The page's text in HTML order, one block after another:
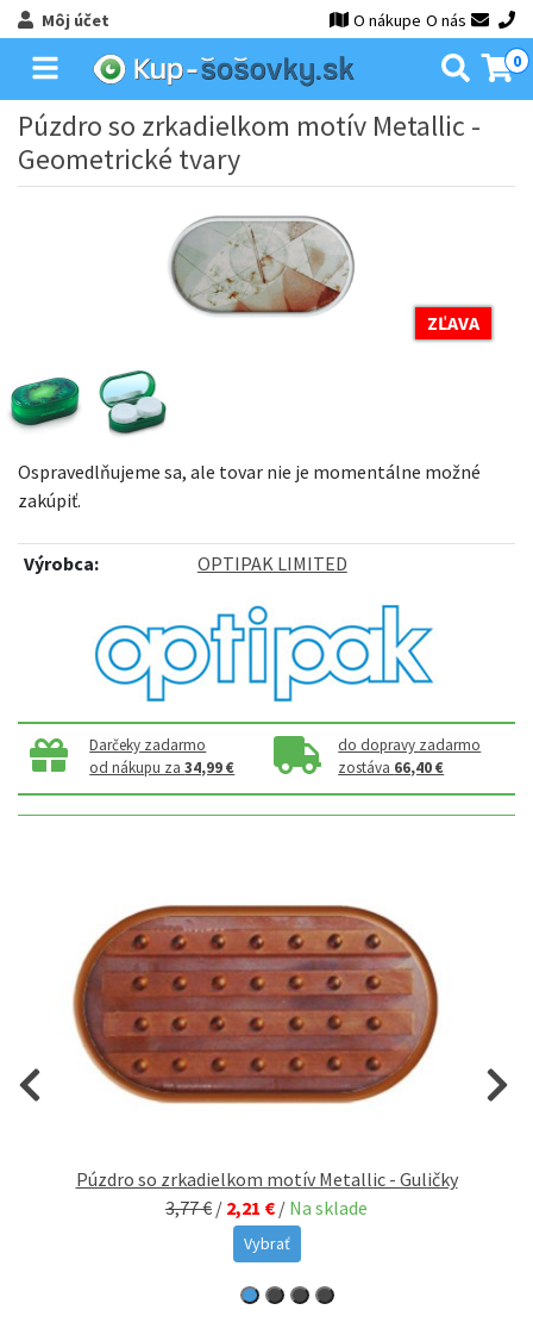
Môj účet O nákupe O nás
0
Púzdro so zrkadielkom motív Metallic -
Geometrické tvary
ZĽAVA
Ospravedlňujeme sa, ale tovar nie je momentálne možné
zakúpiť.
Výrobca: OPTIPAK LIMITED
Darčeky zadarmo
od nákupu za34,99 €
do dopravy zadarmo
zostáva 66,40 €
Púzdro so zrkadielkom motív Metallic - Guličky
3,77 € / 2,21 € / Na sklade
Vybrať